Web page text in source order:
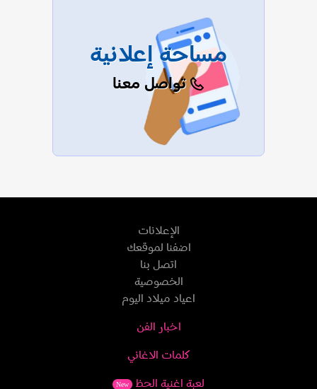
مساحة إعلانية
تواصل معنا
الإعلانات
اضفنا لموقعك
اتصل بنا
الخصوصية
اعياد ميلاد اليوم
اخبار الفن
كلمات الاغاني
لعبة اغنية الحظ New